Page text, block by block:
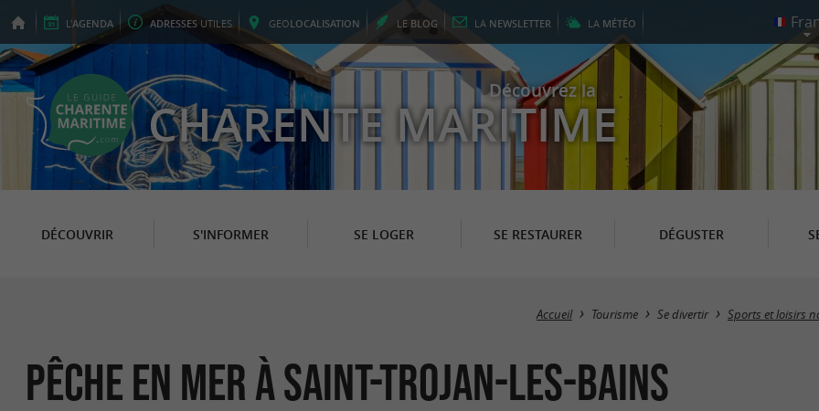
L'AGENDA ADRESSES UTILES GEOLOCALISATION LE BLOG LA NEWSLETTER LA MÉTÉO
Découvrez la
CHARENTE MARITIME
DÉCOUVRIR S'INFORMER SE LOGER SE RESTAURER DÉGUSTER
Accueil Tourisme Se divertir Sports et loisirs
Pêche en Mer à Saint-Trojan-les-Bains